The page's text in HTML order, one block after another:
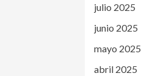
julio 2025
junio 2025
mayo 2025
abril 2025